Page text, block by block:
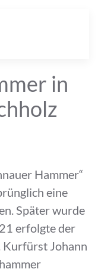
in
Hammer“
eine
Später wurde
erfolgte der
Kurfürst Johann